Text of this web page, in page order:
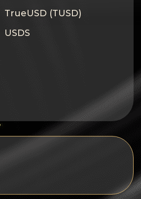
TrueUSD (TUSD)
USDS
Notcoin (NOT)
BNB BEP20
Stellar